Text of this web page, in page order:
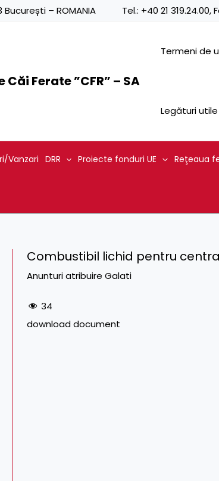
– ROMANIA Tel.: +40 21 319.24.00,
Ferate ”CFR” – SA
Termeni de
Legături utile
Vanzari DRR Proiecte fonduri UE Reţeaua
Combustibil lichid pentru
Anunturi atribuire Galati
34
download document